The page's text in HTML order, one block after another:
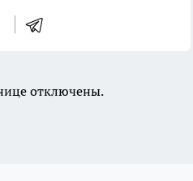
отключены.